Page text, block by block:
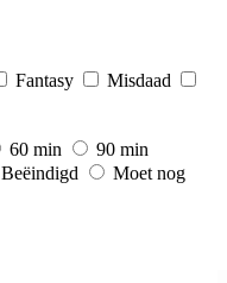
Fantasy
Misdaad
60 min
90 min
Beëindigd
Moet nog